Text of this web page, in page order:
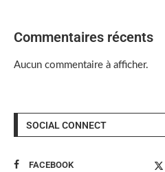
Commentaires récents
Aucun commentaire à afficher.
SOCIAL CONNECT
FACEBOOK